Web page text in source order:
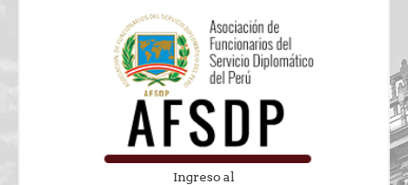
Ingreso al